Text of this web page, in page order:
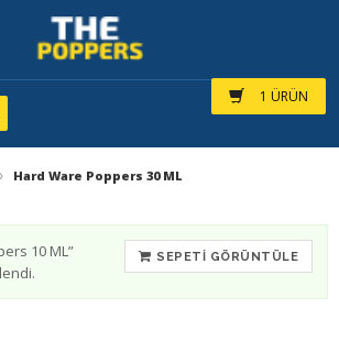
1 ÜRÜN
Hard Ware Poppers 30 ML
SEPETI GÖRÜNTÜLE
10 ML”